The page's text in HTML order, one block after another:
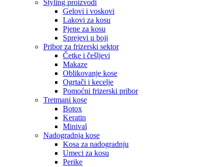
Styling proizvodi
Gelovi i voskovi
Lakovi za kosu
Pjene za kosu
Sprejevi u boji
Pribor za frizerski sektor
Četke i češljevi
Makaze
Oblikovanje kose
Ogrtači i kecelje
Pomoćni frizerski pribor
Tretmani kose
Botox
Keratin
Minival
Nadogradnja kose
Kosa za nadogradnju
Umeci za kosu
Perike